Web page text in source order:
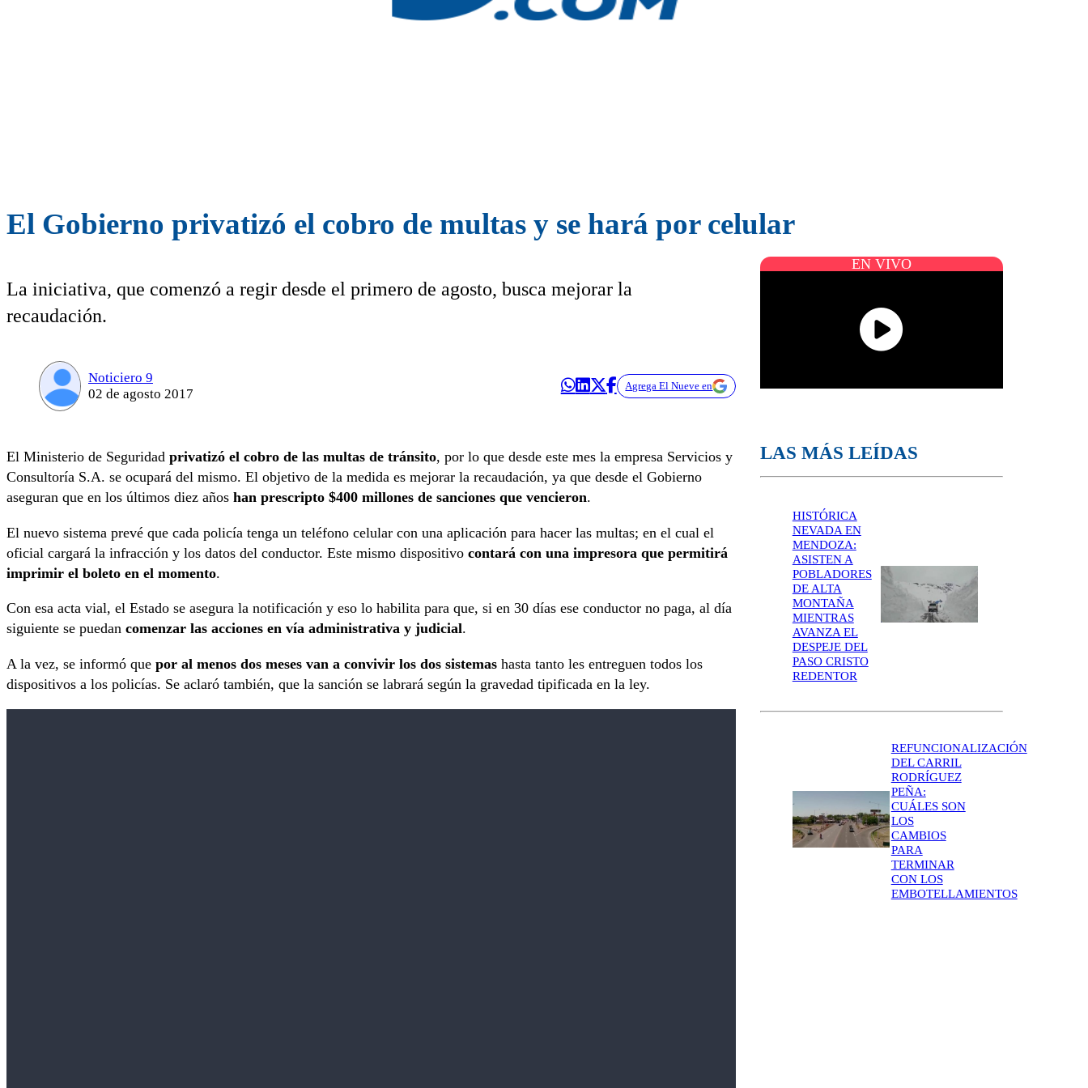
El Gobierno privatizó el cobro de multas y se hará por celular
La iniciativa, que comenzó a regir desde el primero de agosto, busca mejorar la
recaudación.
Noticiero 9
02 de agosto 2017
Agrega El Nueve en
El Ministerio de Seguridad privatizó el cobro de las multas de tránsito, por lo que desde este mes la empresa Servicios y
Consultoría S.A. se ocupará del mismo. El objetivo de la medida es mejorar la recaudación, ya que desde el Gobierno
aseguran que en los últimos diez años han prescripto $400 millones de sanciones que vencieron.
El nuevo sistema prevé que cada policía tenga un teléfono celular con una aplicación para hacer las multas; en el cual el
oficial cargará la infracción y los datos del conductor. Este mismo dispositivo contará con una impresora que permitirá
imprimir el boleto en el momento.
Con esa acta vial, el Estado se asegura la notificación y eso lo habilita para que, si en 30 días ese conductor no paga, al día
siguiente se puedan comenzar las acciones en vía administrativa y judicial.
A la vez, se informó que por al menos dos meses van a convivir los dos sistemas hasta tanto les entreguen todos los
dispositivos a los policías. Se aclaró también, que la sanción se labrará según la gravedad tipificada en la ley.
EN VIVO
LAS MÁS LEÍDAS
HISTÓRICA
NEVADA EN
MENDOZA:
ASISTEN A
POBLADORES
DE ALTA
MONTAÑA
MIENTRAS
AVANZA EL
DESPEJE DEL
PASO CRISTO
REDENTOR
REFUNCIONALIZACIÓN
DEL CARRIL
RODRÍGUEZ
PEÑA:
CUÁLES SON
LOS
CAMBIOS
PARA
TERMINAR
CON LOS
EMBOTELLAMIENTOS